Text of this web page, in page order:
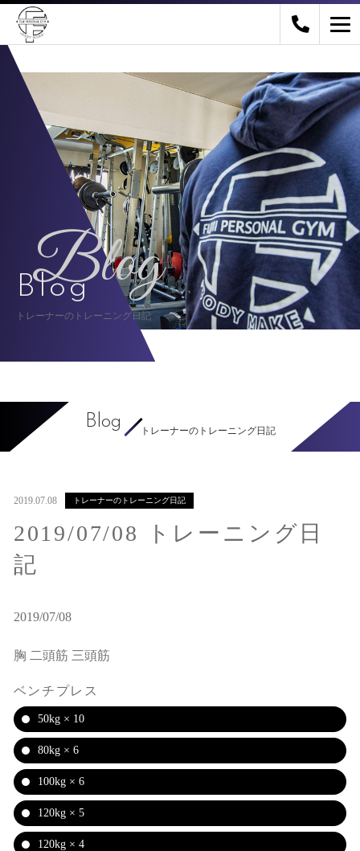
Blog
Blog
トレーナーのトレーニング日記
Blog
トレーナーのトレーニング日記
2019.07.08 トレーナーのトレーニング日記
2019/07/08 トレーニング日
記
2019/07/08
胸 二頭筋 三頭筋
ベンチプレス
50kg × 10
80kg × 6
100kg × 6
120kg × 5
120kg × 4